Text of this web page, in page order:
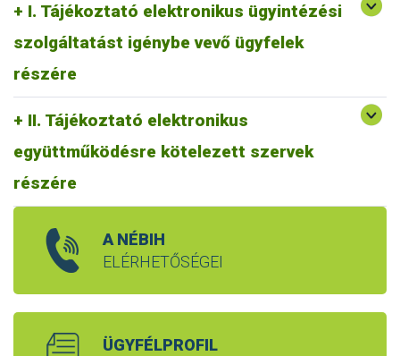
I. Tájékoztató elektronikus ügyintézési
szolgáltatást igénybe vevő ügyfelek
részére
II. Tájékoztató elektronikus
együttműködésre kötelezett szervek
részére
A NÉBIH
ELÉRHETŐSÉGEI
ÜGYFÉLPROFIL